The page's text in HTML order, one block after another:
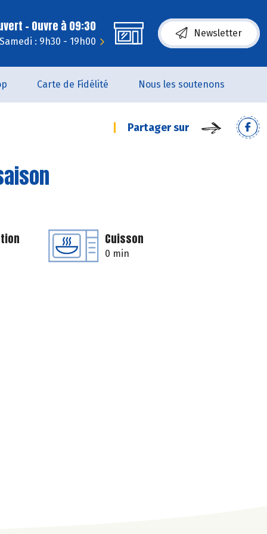
- Ouvre à 09:30
Samedi : 9h30 - 19h00
Newsletter
Carte de Fidélité Nous les soutenons
Partager sur
Cuisson
0 min